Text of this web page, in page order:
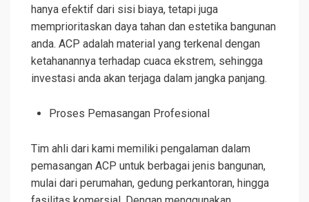
hanya efektif dari sisi biaya, tetapi juga
memprioritaskan daya tahan dan estetika bangunan
anda. ACP adalah material yang terkenal dengan
ketahanannya terhadap cuaca ekstrem, sehingga
investasi anda akan terjaga dalam jangka panjang.
Proses Pemasangan Profesional
Tim ahli dari kami memiliki pengalaman dalam
pemasangan ACP untuk berbagai jenis bangunan,
mulai dari perumahan, gedung perkantoran, hingga